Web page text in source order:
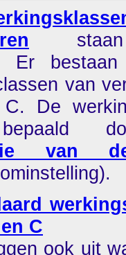
Er
van
De
van
C
ook uit